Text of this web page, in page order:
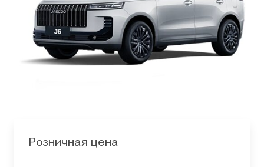
Розничная цена